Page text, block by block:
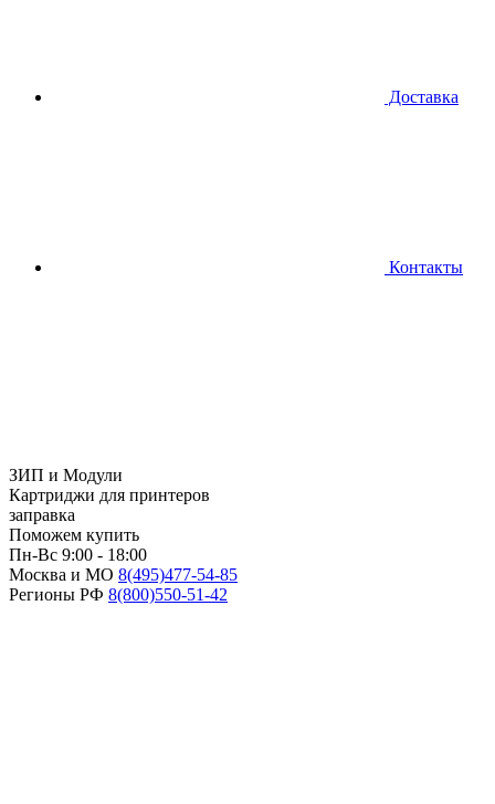
Доставка
Контакты
ЗИП и Модули
Картриджи для принтеров
заправка
Поможем купить
Пн-Вс 9:00 - 18:00
Москва и МО 8(495)477-54-85
Регионы РФ 8(800)550-51-42